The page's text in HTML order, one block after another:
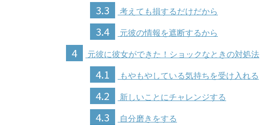
3.3 考えても損するだけだから
3.4 元彼の情報を遮断するから
4 元彼に彼女ができた！ショックなときの対処法
4.1 もやもやしている気持ちを受け入れる
4.2 新しいことにチャレンジする
4.3 自分磨きをする